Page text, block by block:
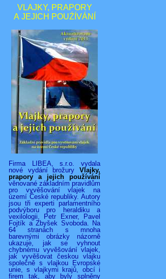
VLAJKY, PRAPORY
A JEJICH POUŹÍVÁNÍ
Firma LIBEA, s.r.o. vydala
nové vydání brožury Vlajky,
prapory a jejich používání
věnované základním pravidlům
pro vyvěšování vlajek na
území České republiky. Autory
jsou tři experti parlamentního
podvýboru pro heraldiku a
vexilologii, Petr Exner, Pavel
Fojtík a Zbyšek Svoboda. Na
64 stranách s mnoha
barevnými obrázky názorně
ukazuje, jak se vyhnout
chybnému vyvěšování vlajek,
jak vyvěšovat českou vlajku
společně s vlajkou Evropské
unie, s vlajkymi krajů, obcí i
firem tak, aby byly splněny